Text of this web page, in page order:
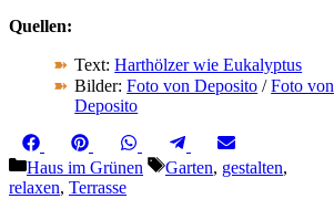
Quellen:
Text:Harthölzer wie Eukalyptus
Bilder:Foto von Deposito /Foto von
Deposito
Share
on
FacebookShare
on
Pinterest Share
on
WhatsAppShare
on
TelegramShare
on
Kategorien
Haus im Grünen Schlagwörter
Garten, gestalten,
relaxen, Terrasse